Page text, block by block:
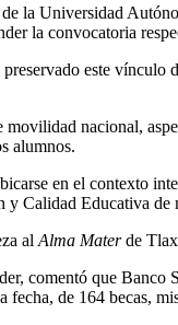
la Universidad
la convocatoria
este vínculo
nacional,
alumnos.
en el contexto
Educativa de
al Alma Materde
comentó que Banco
de 164 becas,